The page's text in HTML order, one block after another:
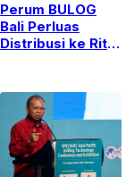
Perum BULOG
Bali Perluas
Distribusi ke Ritel
Pasokan dan
Harga Beras